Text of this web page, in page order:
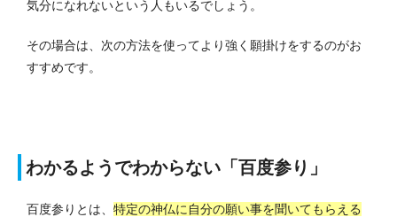
気分になれないという人もいるでしょう。
その場合は、次の方法を使ってより強く願掛けをするのがお
すすめです。
わかるようでわからない「百度参り」
百度参りとは、 特定の神仏に自分の願い事を聞いてもらえる